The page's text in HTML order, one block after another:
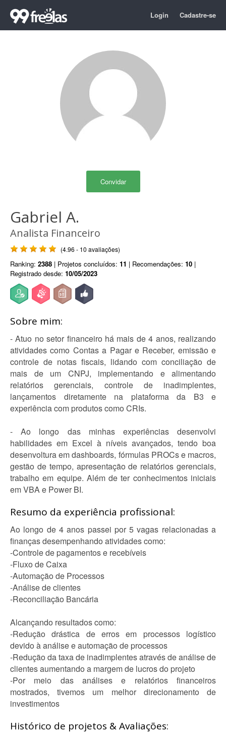
Login Cadastre-se
Convidar
Gabriel A.
Analista Financeiro
(4.96 - 10 avaliações)
Ranking: 2388 | Projetos concluídos: 11 | Recomendações: 10 |
Registrado desde: 10/05/2023
Sobre mim:
- Atuo no setor financeiro há mais de 4 anos, realizando
atividades como Contas a Pagar e Receber, emissão e
controle de notas fiscais, lidando com conciliação de
mais de um CNPJ, implementando e alimentando
relatórios gerenciais, controle de inadimplentes,
lançamentos diretamente na plataforma da B3 e
experiência com produtos como CRIs.
- Ao longo das minhas experiências desenvolvi
habilidades em Excel à níveis avançados, tendo boa
desenvoltura em dashboards, fórmulas PROCs e macros,
gestão de tempo, apresentação de relatórios gerenciais,
trabalho em equipe. Além de ter conhecimentos iniciais
em VBA e Power BI.
Resumo da experiência profissional:
Ao longo de 4 anos passei por 5 vagas relacionadas a
finanças desempenhando atividades como:
-Controle de pagamentos e recebíveis
-Fluxo de Caixa
-Automação de Processos
-Análise de clientes
-Reconciliação Bancária
Alcançando resultados como:
-Redução drástica de erros em processos logístico
devido à análise e automação de processos
-Redução da taxa de inadimplentes através de análise de
clientes aumentando a margem de lucros do projeto
-Por meio das análises e relatórios financeiros
mostrados, tivemos um melhor direcionamento de
investimentos
Histórico de projetos & Avaliações: